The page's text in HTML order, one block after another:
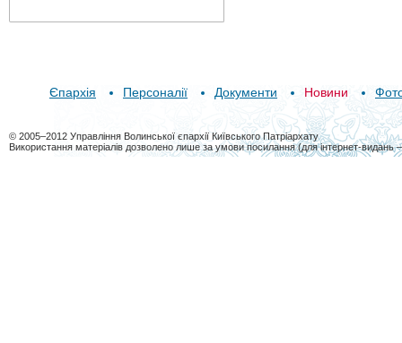
Єпархія Персоналії Документи Новини
© 2005–2012 Управління Волинської єпархії Київського Патріархату
Використання матеріалів дозволено лише за умови посилання (для інтернет-видань